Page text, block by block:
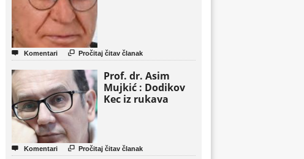
 Komentari  Pročitaj čitav članak
Prof. dr. Asim
Mujkić : Dodikov
Kec iz rukava
 Komentari  Pročitaj čitav članak